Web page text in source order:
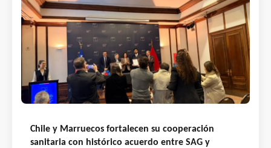
Chile y Marruecos fortalecen su cooperación
sanitaria con histórico acuerdo entre SAG y